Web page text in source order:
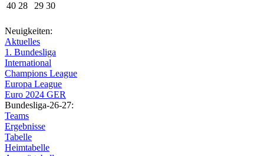
40 28 29 30
Neuigkeiten:
Aktuelles
1. Bundesliga
International
Champions League
Europa League
Euro 2024 GER
Bundesliga-26-27:
Teams
Ergebnisse
Tabelle
Heimtabelle